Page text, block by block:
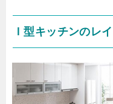
Ｉ型キッチンのレ